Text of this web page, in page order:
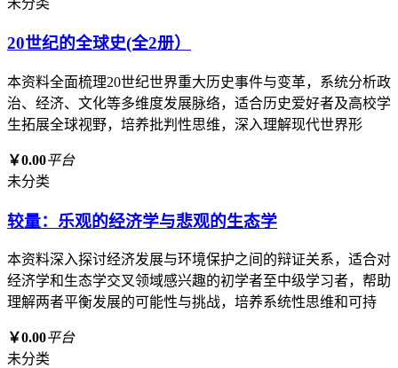
未分类
20世纪的全球史(全2册）
本资料全面梳理20世纪世界重大历史事件与变革，系统分析政
治、经济、文化等多维度发展脉络，适合历史爱好者及高校学
生拓展全球视野，培养批判性思维，深入理解现代世界形
￥0.00平台
未分类
较量：乐观的经济学与悲观的生态学
本资料深入探讨经济发展与环境保护之间的辩证关系，适合对
经济学和生态学交叉领域感兴趣的初学者至中级学习者，帮助
理解两者平衡发展的可能性与挑战，培养系统性思维和可持
￥0.00平台
未分类